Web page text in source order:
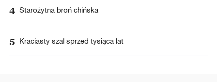
4 Starożytna broń chińska
5 Kraciasty szal sprzed tysiąca lat